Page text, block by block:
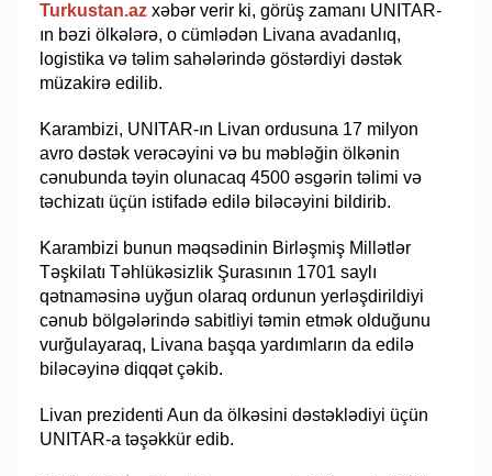
Turkustan.az xəbər verir ki, görüş zamanı UNITAR-
ın bəzi ölkələrə, o cümlədən Livana avadanlıq,
logistika və təlim sahələrində göstərdiyi dəstək
müzakirə edilib.
Karambizi, UNITAR-ın Livan ordusuna 17 milyon
avro dəstək verəcəyini və bu məbləğin ölkənin
cənubunda təyin olunacaq 4500 əsgərin təlimi və
təchizatı üçün istifadə edilə biləcəyini bildirib.
Karambizi bunun məqsədinin Birləşmiş Millətlər
Təşkilatı Təhlükəsizlik Şurasının 1701 saylı
qətnaməsinə uyğun olaraq ordunun yerləşdirildiyi
cənub bölgələrində sabitliyi təmin etmək olduğunu
vurğulayaraq, Livana başqa yardımların da edilə
biləcəyinə diqqət çəkib.
Livan prezidenti Aun da ölkəsini dəstəklədiyi üçün
UNITAR-a təşəkkür edib.